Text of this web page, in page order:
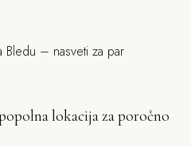
lokacija za poročno